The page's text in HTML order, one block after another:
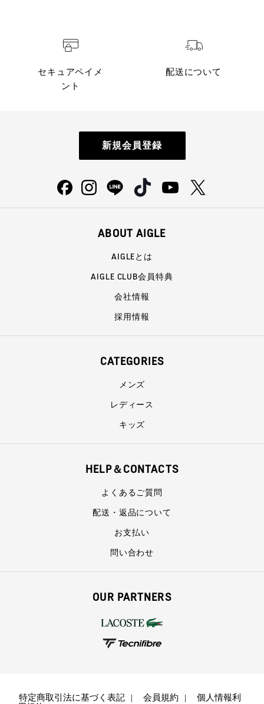
セキュアペイメ
ント
配送について
新規会員登録
ABOUT AIGLE
AIGLEとは
AIGLE CLUB会員特典
会社情報
採用情報
CATEGORIES
メンズ
レディース
キッズ
HELP＆CONTACTS
よくあるご質問
配送・返品について
お支払い
問い合わせ
OUR PARTNERS
特定商取引法に基づく表記 会員規約
個人情報利